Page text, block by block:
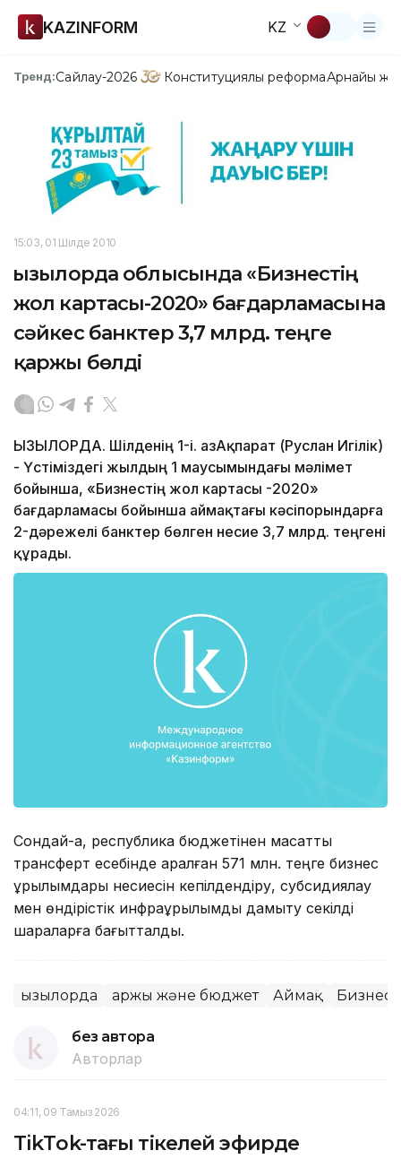
KAZINFORM KZ
Тренд:Сайлау-2026 Конституциялық реформаАрнайы
15:03, 01 Шілде 2010
Қызылорда облысында «Бизнестің
жол картасы-2020» бағдарламасына
сәйкес банктер 3,7 млрд. теңге
қаржы бөлді
ҚЫЗЫЛОРДА. Шілденің 1-і. ҚазАқпарат (Руслан Игілік)
- Үстіміздегі жылдың 1 маусымындағы мәлімет
бойынша, «Бизнестің жол картасы -2020»
бағдарламасы бойынша аймақтағы кәсіпорындарға
2-дәрежелі банктер бөлген несие 3,7 млрд. теңгені
құрады.
Сондай-ақ, республика бюджетінен мақсатты
трансферт есебінде қаралған 571 млн. теңге бизнес
құрылымдары несиесін кепілдендіру, субсидиялау
мен өндірістік инфрақұрылымды дамыту секілді
шараларға бағытталды.
Қызылорда Қаржы және бюджет Аймақ
без автора
Авторлар
04:11, 09 Тамыз 2026
TikТok-тағы тікелей эфирде